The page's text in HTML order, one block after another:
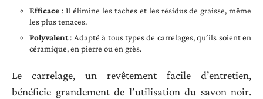
Efficace : Il élimine les taches et les résidus de graisse, même
les plus tenaces.
Polyvalent: Adapté à tous types de carrelages, qu’ils soient en
céramique, en pierre ou en grès.
Le carrelage, un revêtement facile d’entretien,
bénéficie grandement de l’utilisation du savon noir.